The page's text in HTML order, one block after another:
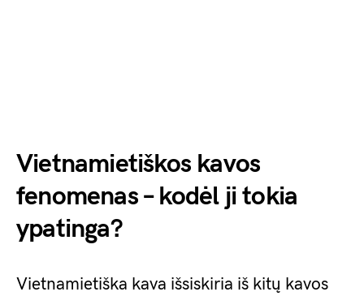
Vietnamietiškos kavos
fenomenas – kodėl ji tokia
ypatinga?
Vietnamietiška kava išsiskiria iš kitų kavos